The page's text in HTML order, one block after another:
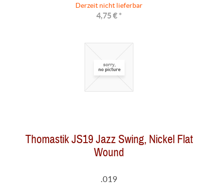
Derzeit nicht lieferbar
4,75 € *
Thomastik JS19 Jazz Swing, Nickel Flat
Wound
.019